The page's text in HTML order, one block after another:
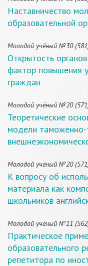
Наставничество
образовательной
Молодой учёный №30
Открытость
фактор повышения
граждан
Молодой учёный №20
Теоретические
модели таможенно-
Молодой учёный №20
К вопросу об
материала как
школьников
Молодой учёный №11
Практическое
образовательного
репетитора по